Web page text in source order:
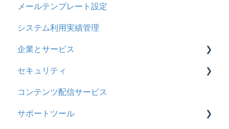
メールテンプレート設定
システム利用実績管理
企業とサービス
用語の定義
企業について
統合ユーザーについて
セキュリティ
シングルサインオン設定
証明書認証
コンテンツ配信サービス
サポートツール